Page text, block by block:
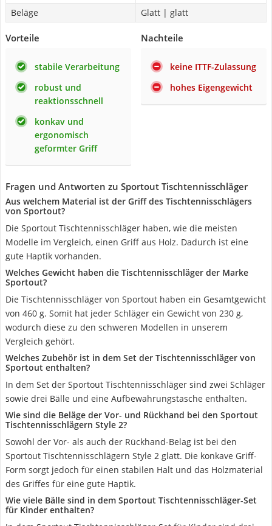
Beläge
Glatt | glatt
Vorteile
stabile Verarbeitung
robust und
reaktionsschnell
konkav und
ergonomisch
geformter Griff
Nachteile
keine ITTF-Zulassung
hohes Eigengewicht
Fragen und Antworten zu Sportout Tischtennisschläger
Aus welchem Material ist der Griff des Tischtennisschlägers
von Sportout?
Die Sportout Tischtennisschläger haben, wie die meisten
Modelle im Vergleich, einen Griff aus Holz. Dadurch ist eine
gute Haptik vorhanden.
Welches Gewicht haben die Tischtennisschläger der Marke
Sportout?
Die Tischtennisschläger von Sportout haben ein Gesamtgewicht
von 460 g. Somit hat jeder Schläger ein Gewicht von 230 g,
wodurch diese zu den schweren Modellen in unserem
Vergleich gehört.
Welches Zubehör ist in dem Set der Tischtennisschläger von
Sportout enthalten?
In dem Set der Sportout Tischtennisschläger sind zwei Schläger
sowie drei Bälle und eine Aufbewahrungstasche enthalten.
Wie sind die Beläge der Vor- und Rückhand bei den Sportout
Tischtennisschlägern Style 2?
Sowohl der Vor- als auch der Rückhand-Belag ist bei den
Sportout Tischtennisschlägern Style 2 glatt. Die konkave Griff-
Form sorgt jedoch für einen stabilen Halt und das Holzmaterial
des Griffes für eine gute Haptik.
Wie viele Bälle sind in dem Sportout Tischtennisschläger-Set
für Kinder enthalten?